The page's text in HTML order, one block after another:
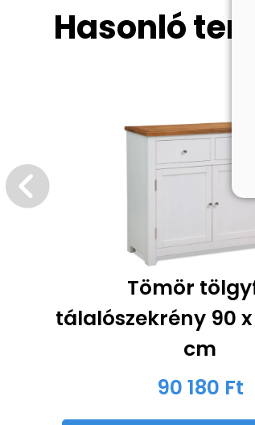
Hasonló
Tömör
tálalószekrény 90 x
cm
90 180 Ft